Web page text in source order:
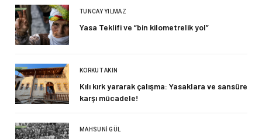
TUNCAY YILMAZ
Yasa Teklifi ve “bin kilometrelik yol”
KORKUT AKIN
Kılı kırk yararak çalışma: Yasaklara ve sansüre
karşı mücadele!
MAHSUNI GÜL